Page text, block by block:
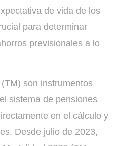
de vida de los
para determinar
previsionales a lo
son instrumentos
sistema de pensiones
en el cálculo y
Desde julio de 2023,